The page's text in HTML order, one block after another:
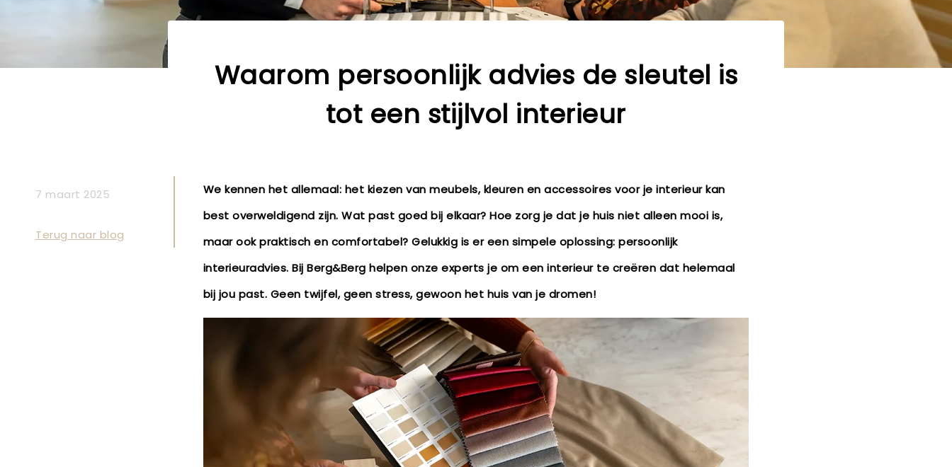
Waarom persoonlijk advies de sleutel is
tot een stijlvol interieur
7 maart 2025
Terug naar blog
We kennen het allemaal: het kiezen van meubels, kleuren en accessoires voor je interieur kan
best overweldigend zijn. Wat past goed bij elkaar? Hoe zorg je dat je huis niet alleen mooi is,
maar ook praktisch en comfortabel? Gelukkig is er een simpele oplossing: persoonlijk
interieuradvies. Bij Berg&Berg helpen onze experts je om een interieur te creëren dat helemaal
bij jou past. Geen twijfel, geen stress, gewoon het huis van je dromen!